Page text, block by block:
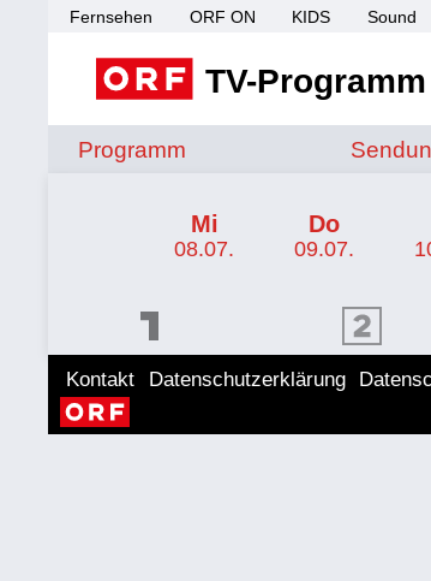
Fernsehen ORF ON KIDS Sound
TV-Programm
Programm
Mi
08.07.
Do
09.07.
ORF 2 Programm
Kontakt Datenschutzerklärung